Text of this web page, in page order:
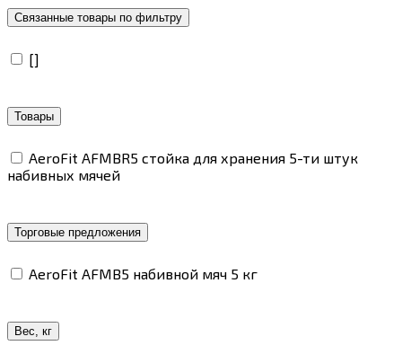
Связанные товары по фильтру
[]
Товары
AeroFit AFMBR5 стойка для хранения 5-ти штук
набивных мячей
Торговые предложения
AeroFit AFMB5 набивной мяч 5 кг
Вес, кг